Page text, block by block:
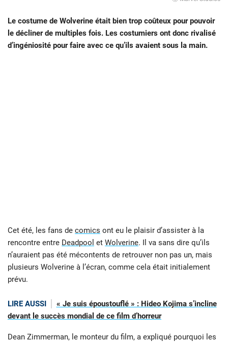
Le costume de Wolverine était bien trop coûteux pour pouvoir
le décliner de multiples fois. Les costumiers ont donc rivalisé
d’ingéniosité pour faire avec ce qu’ils avaient sous la main.
Cet été, les fans de comics ont eu le plaisir d’assister à la
rencontre entre Deadpool et Wolverine. Il va sans dire qu’ils
n’auraient pas été mécontents de retrouver non pas un, mais
plusieurs Wolverine à l’écran, comme cela était initialement
prévu.
LIRE AUSSI
« Je suis époustouflé » : Hideo Kojima s’incline
devant le succès mondial de ce film d’horreur
Dean Zimmerman, le monteur du film, a expliqué pourquoi les